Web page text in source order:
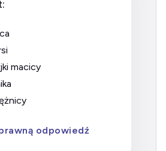
macicy
odpowiedź